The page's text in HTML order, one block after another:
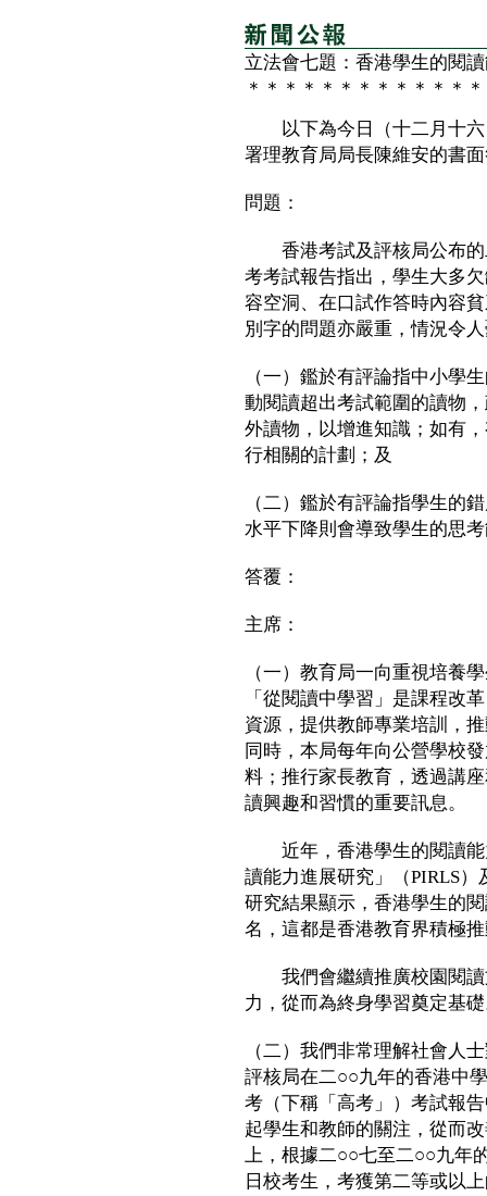
立法會七題：香港學生的閱
＊＊＊＊＊＊＊＊＊＊＊＊
以下為今日（十二月十六
署理教育局局長陳維安的書
問題：
香港考試及評核局公布的
考考試報告指出，學生大多
容空洞、在口試作答時內容
別字的問題亦嚴重，情況令
（一）鑑於有評論指中小學
動閱讀超出考試範圍的讀物
外讀物，以增進知識；如有
行相關的計劃；及
（二）鑑於有評論指學生的
水平下降則會導致學生的思
答覆：
主席：
（一）教育局一向重視培養
「從閱讀中學習」是課程改
資源，提供教師專業培訓，
同時，本局每年向公營學校
料；推行家長教育，透過講
讀興趣和習慣的重要訊息。
近年，香港學生的閱讀能
讀能力進展研究」（PIRLS
研究結果顯示，香港學生的
名，這都是香港教育界積極
我們會繼續推廣校園閱讀
力，從而為終身學習奠定基
（二）我們非常理解社會人
評核局在二○○九年的香港中
考（下稱「高考」）考試報
起學生和教師的關注，從而
上，根據二○○七至二○○九年
日校考生，考獲第二等或以